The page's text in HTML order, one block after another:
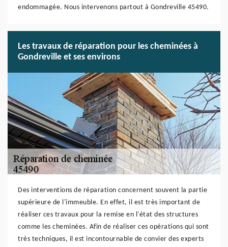
endommagée. Nous intervenons partout à Gondreville 45490.
Les travaux de réparation pour les cheminées à
Gondreville et ses environs
Des interventions de réparation concernent souvent la partie
supérieure de l'immeuble. En effet, il est très important de
réaliser ces travaux pour la remise en l'état des structures
comme les cheminées. Afin de réaliser ces opérations qui sont
très techniques, il est incontournable de convier des experts